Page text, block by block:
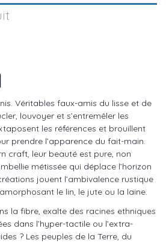
Véritables faux-amis du lisse et de
louvoyer et s’entremêler les
les références et brouillent
prendre l’apparence du fait-main.
craft, leur beauté est pure, non
métissée qui déplace l’horizon
jouent l’ambivalence rustique
le lin, le jute ou la laine.
la fibre, exalte des racines ethniques
dans l’hyper-tactile ou l’extra-
? Les peuples de la Terre, du